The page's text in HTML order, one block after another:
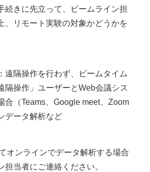
続きに先立って、ビームライン担
、リモート実験の対象かどうかを
：遠隔操作を行わず、ビームタイム
隔操作」ユーザーとWeb会議シス
合（Teams、Google meet、Zoom
データ解析など
オンラインでデータ解析する場合
担当者にご連絡ください。